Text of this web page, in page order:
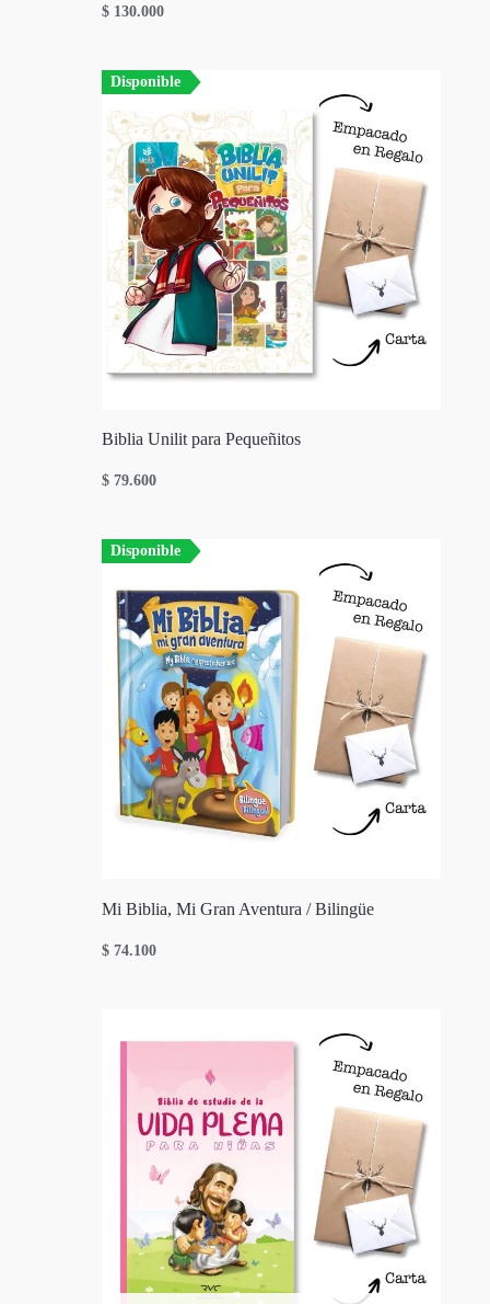
$ 130.000
Disponible
Biblia Unilit para Pequeñitos
$ 79.600
Disponible
Mi Biblia, Mi Gran Aventura / Bilingüe
$ 74.100